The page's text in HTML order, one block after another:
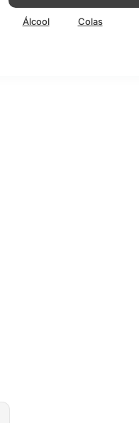
Álcool Colas